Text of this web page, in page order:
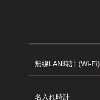
無線LAN時計 (Wi-Fi)
名入れ時計